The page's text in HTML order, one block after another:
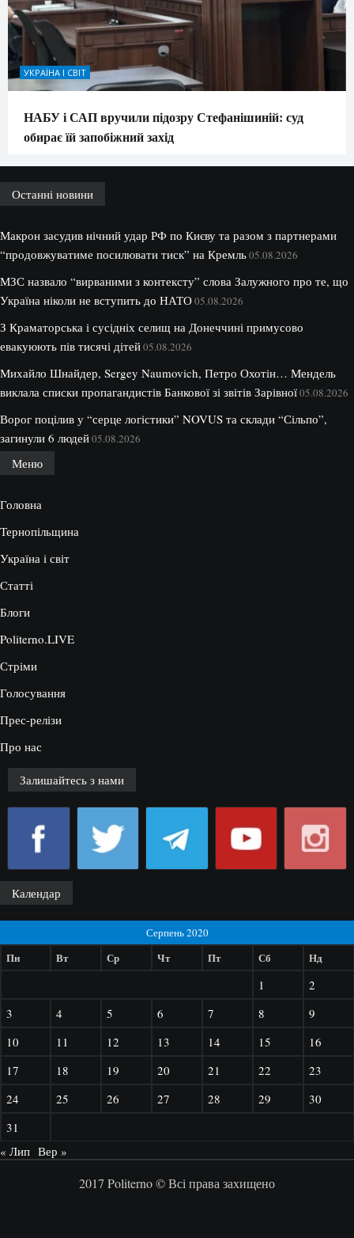
УКРАЇНА І СВІТ
НАБУ і САП вручили підозру Стефанішиній: суд
обирає їй запобіжний захід
Останні новини
Макрон засудив нічний удар РФ по Києву та разом з партнерами
“продовжуватиме посилювати тиск” на Кремль05.08.2026
МЗС назвало “вирваними з контексту” слова Залужного про те, що
Україна ніколи не вступить до НАТО05.08.2026
З Краматорська і сусідніх селищ на Донеччині примусово
евакуюють пів тисячі дітей05.08.2026
Михайло Шнайдер, Sergey Naumovich, Петро Охотін… Мендель
виклала списки пропагандистів Банкової зі звітів Зарівної05.08.2026
Ворог поцілив у “серце логістики” NOVUS та склади “Сільпо”,
загинули 6 людей05.08.2026
Меню
Головна
Тернопільщина
Україна і світ
Статті
Блоги
Politerno.LIVE
Стріми
Голосування
Прес-релізи
Про нас
Залишайтесь з нами
Календар
Серпень 2020
Пн Вт Ср Чт Пт Сб Нд
1
2
3
4 5 6 7 8
9
10
11 12 13 14 15
16
17
18 19 20 21 22
23
24
25 26 27 28 29
30
31
« Лип Вер »
2017 Politerno © Всі права захищено